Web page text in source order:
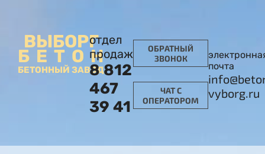
ВЫБОРГ
БЕТОН
БЕТОННЫЙ ЗАВОД
отдел
продаж
8 812
467
39 41
ОБРАТНЫЙ
ЗВОНОК
ЧАТ С
ОПЕРАТОРОМ
почта
vyborg.ru